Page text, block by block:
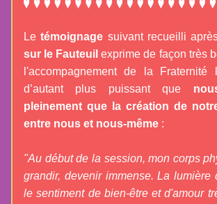
Le témoignage suivant recueilli
sur le Fauteuil exprime de façon très
l'accompagnement de la Fraternité
d’autant plus puissant que
pleinement que la création de
entre nous et nous-même :
"Au début de la session, mon corps
grandir, devenir immense. La lumière
le sentiment de bien-être et d'amour